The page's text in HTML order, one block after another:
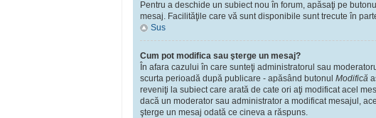
Pentru a deschide un subiect nou în forum, apăsaţi pe
mesaj. Facilităţile care vă sunt disponibile sunt trecute în
Sus
Cum pot modifica sau şterge un mesaj?
În afara cazului în care sunteţi administratorul sau
scurta perioadă după publicare - apăsând butonul Modifică
reveniţi la subiect care arată de cate ori aţi modificat acel
dacă un moderator sau administrator a modificat mesajul,
şterge un mesaj odată ce cineva a răspuns.